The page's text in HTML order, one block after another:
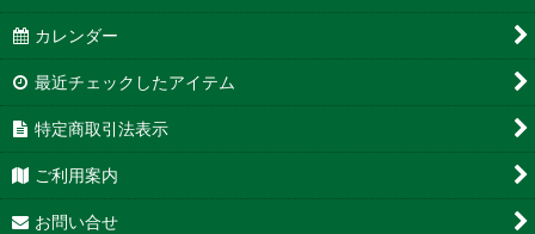
カレンダー
最近チェックしたアイテム
特定商取引法表示
ご利用案内
お問い合せ